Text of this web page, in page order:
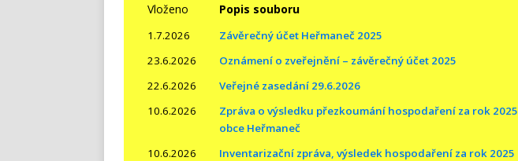
Vloženo Popis souboru
1.7.2026
Závěrečný účet Heřmaneč 2025
23.6.2026
Oznámení o zveřejnění – závěrečný účet 2025
22.6.2026
Veřejné zasedání 29.6.2026
10.6.2026
Zpráva o výsledku přezkoumání hospodaření za rok 2025
obce Heřmaneč
10.6.2026
Inventarizační zpráva, výsledek hospodaření za rok 2025